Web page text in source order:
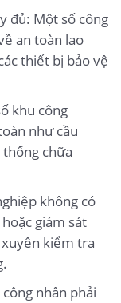
đủ: Một số công
an toàn lao
thiết bị bảo vệ
khu công
như cầu
chữa
không có
giám sát
kiểm tra
nhân phải